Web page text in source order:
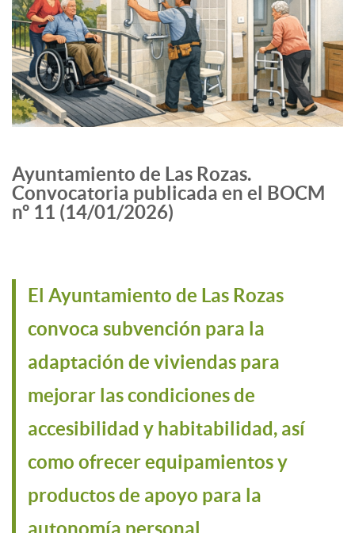
Ayuntamiento de Las Rozas.
Convocatoria publicada en el BOCM
nº 11 (14/01/2026)
El Ayuntamiento de Las Rozas
convoca subvención para la
adaptación de viviendas para
mejorar las condiciones de
accesibilidad y habitabilidad, así
como ofrecer equipamientos y
productos de apoyo para la